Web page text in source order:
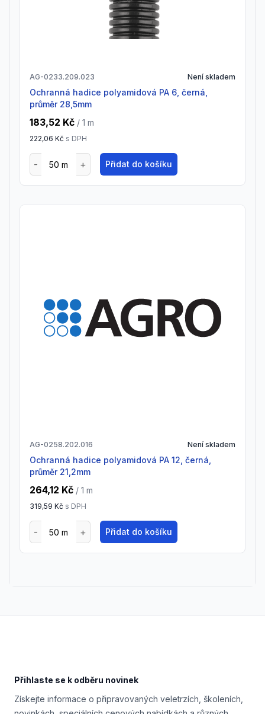
AG-0233.209.023 Není skladem
Ochranná hadice polyamidová PA 6, černá,
průměr 28,5mm
183,52 Kč / 1 m
222,06 Kč s DPH
Přidat do košíku
AG-0258.202.016 Není skladem
Ochranná hadice polyamidová PA 12, černá,
průměr 21,2mm
264,12 Kč / 1 m
319,59 Kč s DPH
Přidat do košíku
Přihlaste se k odběru novinek
Získejte informace o připravovaných veletrzích, školeních,